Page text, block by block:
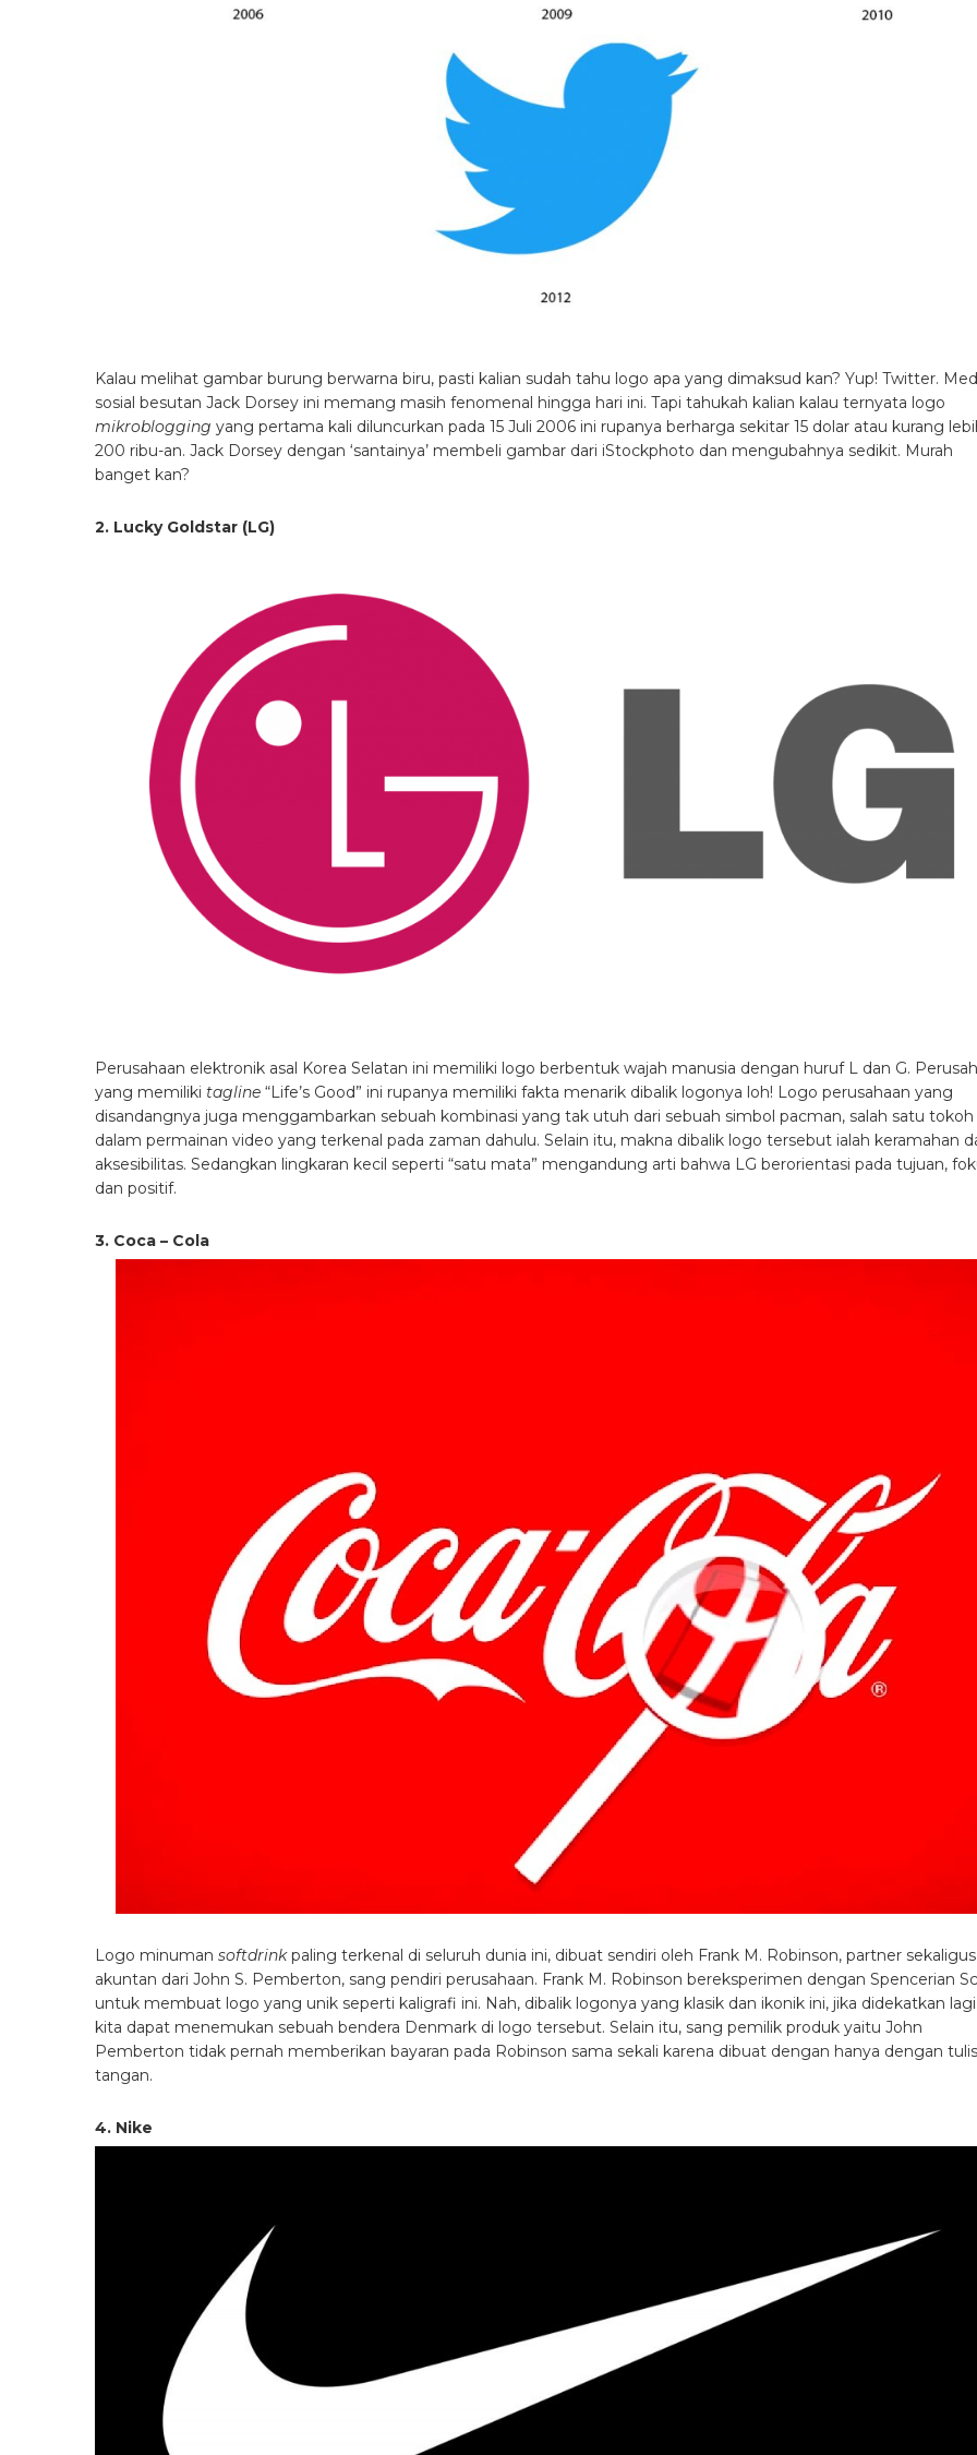
Kalau melihat gambar burung berwarna biru, pasti kalian sudah tahu logo apa yang dimaksud kan? Yup! Twitter.
sosial besutan Jack Dorsey ini memang masih fenomenal hingga hari ini. Tapi tahukah kalian kalau ternyata logo
mikroblogging yang pertama kali diluncurkan pada 15 Juli 2006 ini rupanya berharga sekitar 15 dolar atau kurang
200 ribu-an. Jack Dorsey dengan ‘santainya’ membeli gambar dari iStockphoto dan mengubahnya sedikit. Murah
banget kan?
2. Lucky Goldstar (LG)
Perusahaan elektronik asal Korea Selatan ini memiliki logo berbentuk wajah manusia dengan huruf L dan G.
yang memiliki tagline “Life’s Good” ini rupanya memiliki fakta menarik dibalik logonya loh! Logo perusahaan yang
disandangnya juga menggambarkan sebuah kombinasi yang tak utuh dari sebuah simbol pacman, salah satu tokoh
dalam permainan video yang terkenal pada zaman dahulu. Selain itu, makna dibalik logo tersebut ialah keramahan
aksesibilitas. Sedangkan lingkaran kecil seperti “satu mata” mengandung arti bahwa LG berorientasi pada tujuan,
dan positif.
3. Coca – Cola
Logo minuman softdrinkpaling terkenal di seluruh dunia ini, dibuat sendiri oleh Frank M. Robinson, partner sekaligus
akuntan dari John S. Pemberton, sang pendiri perusahaan. Frank M. Robinson bereksperimen dengan Spencerian
untuk membuat logo yang unik seperti kaligrafi ini. Nah, dibalik logonya yang klasik dan ikonik ini, jika didekatkan
kita dapat menemukan sebuah bendera Denmark di logo tersebut. Selain itu, sang pemilik produk yaitu John
Pemberton tidak pernah memberikan bayaran pada Robinson sama sekali karena dibuat dengan hanya dengan
tangan.
4. Nike